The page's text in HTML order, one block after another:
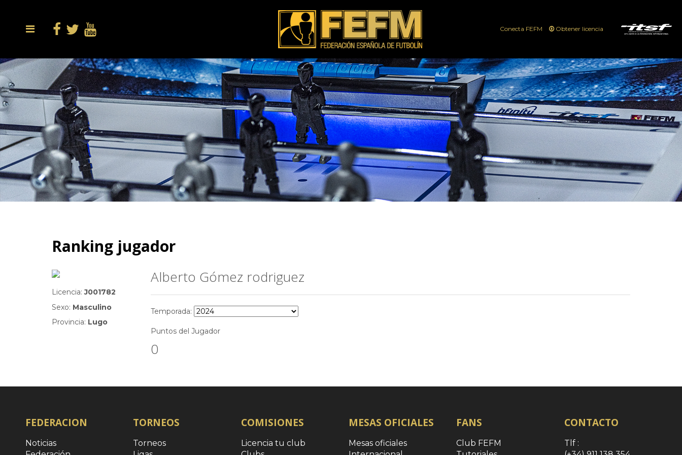
Conecta FEFM Obtener licencia
Ranking jugador
Licencia:J001782
Sexo: Masculino
Provincia: Lugo
Alberto Gómez rodriguez
Temporada:
Puntos del Jugador
0
FEDERACION
Noticias
TORNEOS
Torneos
COMISIONES
Licencia tu club
MESAS OFICIALES
Mesas oficiales
FANS
Club FEFM
CONTACTO
Tlf :